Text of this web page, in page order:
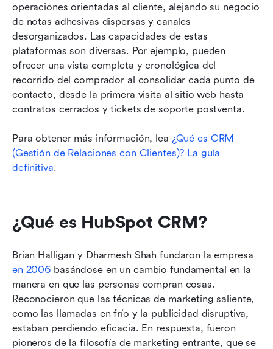
operaciones orientadas al cliente, alejando su negocio
de notas adhesivas dispersas y canales
desorganizados. Las capacidades de estas
plataformas son diversas. Por ejemplo, pueden
ofrecer una vista completa y cronológica del
recorrido del comprador al consolidar cada punto de
contacto, desde la primera visita al sitio web hasta
contratos cerrados y tickets de soporte postventa.
Para obtener más información, lea ¿Qué es CRM
(Gestión de Relaciones con Clientes)? La guía
definitiva.
¿Qué es HubSpot CRM?
en 2006 basándose en un cambio fundamental en la
manera en que las personas compran cosas.
Reconocieron que las técnicas de marketing saliente,
como las llamadas en frío y la publicidad disruptiva,
estaban perdiendo eficacia. En respuesta, fueron
pioneros de la filosofía de marketing entrante, que se